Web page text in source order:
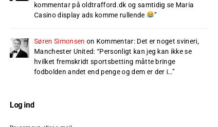
kommentar på oldtrafford.dk og samtidig se Maria
Casino display ads komme rullende
”
Søren Simonsen on Kommentar: Det er noget svineri,
Manchester United: “Personligt kan jeg kan ikke se
hvilket fremskridt sportsbetting måtte bringe
fodbolden andet end penge og dem er der i…”
Log ind